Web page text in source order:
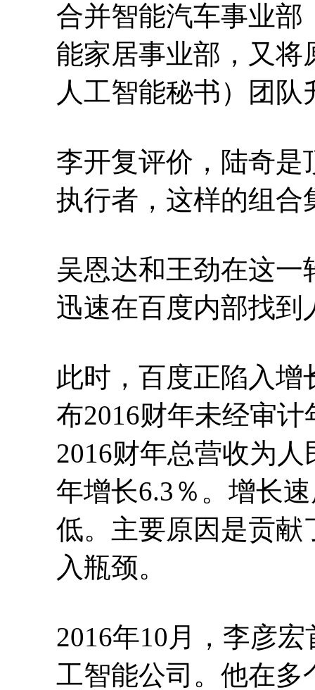
合并智能汽车事业部
能家居事业部，又将
人工智能秘书）团
李开复评价，陆奇是
执行者，这样的组合
吴恩达和王劲在这
迅速在百度内部找到
此时，百度正陷入增
布2016财年未经审
2016财年总营收为人
年增长6.3％。增长
低。主要原因是贡献
入瓶颈。
2016年10月，李彦
工智能公司。他在多